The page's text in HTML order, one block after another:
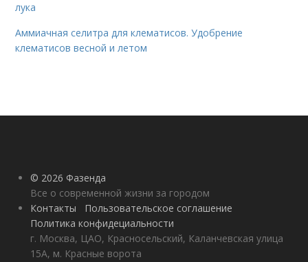
лука
Аммиачная селитра для клематисов. Удобрение
клематисов весной и летом
© 2026 Фазенда
Все о современной жизни за городом
Контакты
Пользовательское соглашение
Политика конфидециальности
г. Москва, ЦАО, Красносельский, Каланчевская улица
15А, м. Красные ворота